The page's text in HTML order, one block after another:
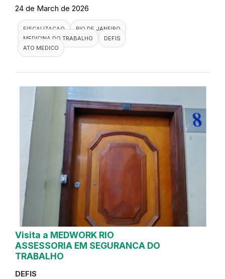
24 de March de 2026
FISCALIZACAO
RIO DE JANEIRO
MEDICINA DO TRABALHO
DEFIS
ATO MEDICO
Visita a MEDWORK RIO
ASSESSORIA EM SEGURANCA DO
TRABALHO
DEFIS